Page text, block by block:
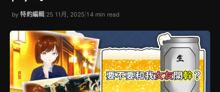
by特約編輯 25 11月, 2025 |14 min read